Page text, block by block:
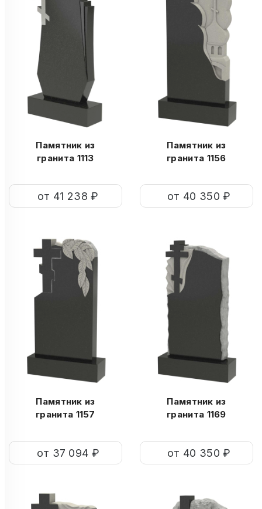
Памятник из
гранита 1113
от 41 238 ₽
Памятник из
гранита 1156
от 40 350 ₽
Памятник из
гранита 1157
от 37 094 ₽
Памятник из
гранита 1169
от 40 350 ₽